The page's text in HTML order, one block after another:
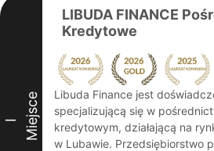
I Miejsce
LIBUDA FINANCE
Kredytowe
Libuda Finance jest
specjalizującą się w
kredytowym, działającą na
w Lubawie. Przedsiębiorstwo